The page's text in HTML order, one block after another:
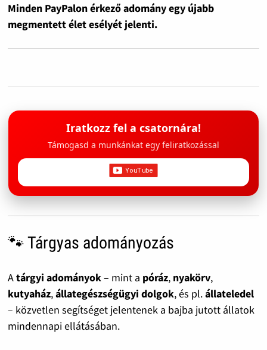
Minden PayPalon érkező adomány egy újabb
megmentett élet esélyét jelenti.
Iratkozz fel a csatornára!
Támogasd a munkánkat egy feliratkozással
🐾 Tárgyas adományozás
Atárgyi adományok– mint a póráz, nyakörv,
kutyaház,állategészségügyi dolgok, és pl.állateledel
– közvetlen segítséget jelentenek a bajba jutott állatok
mindennapi ellátásában.